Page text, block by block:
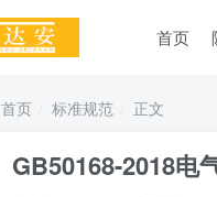
首页
首页 标准规范 正文
GB50168-2018电